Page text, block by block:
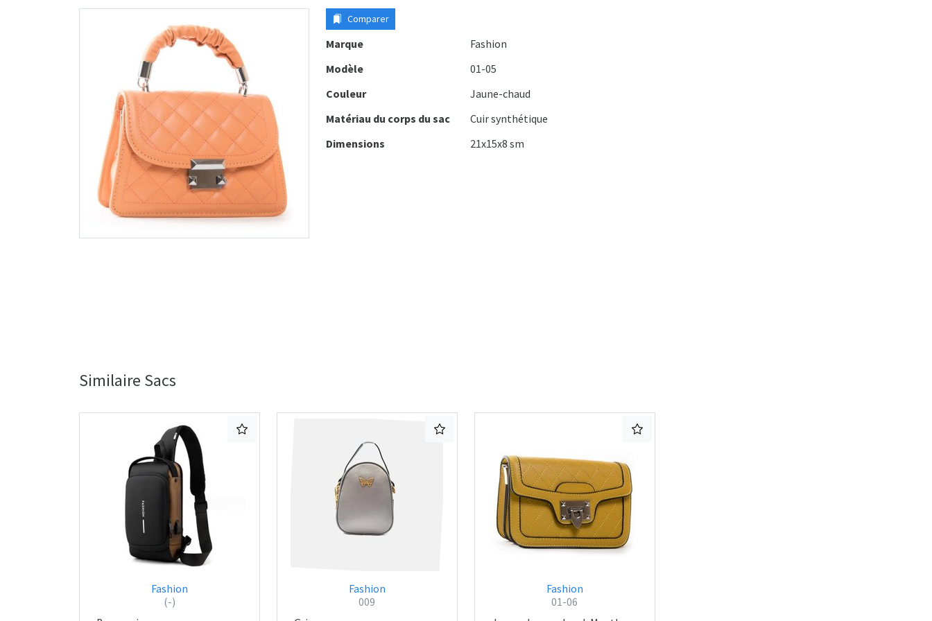
Comparer
Marque
Fashion
Modèle
01-05
Couleur
Jaune-chaud
Matériau du corps du sac
Cuir synthétique
Dimensions
21x15x8 sm
Similaire Sacs
Fashion
(-)
Fashion
009
Fashion
01-06